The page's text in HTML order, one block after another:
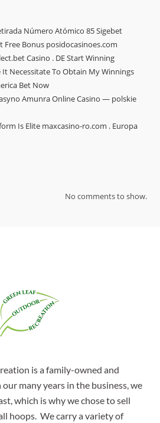
Número Atómico 85 Sigebet
Free Bonus posidocasinoes.com
Casino . DE Start Winning
Necessitate To Obtain My Winnings
Bet Now
Amunra Online Casino — polskie
Is Elite maxcasino-ro.com . Europa
No comments to show.
is a family-owned and
many years in the business, we
which is why we chose to sell
hoops. We carry a variety of